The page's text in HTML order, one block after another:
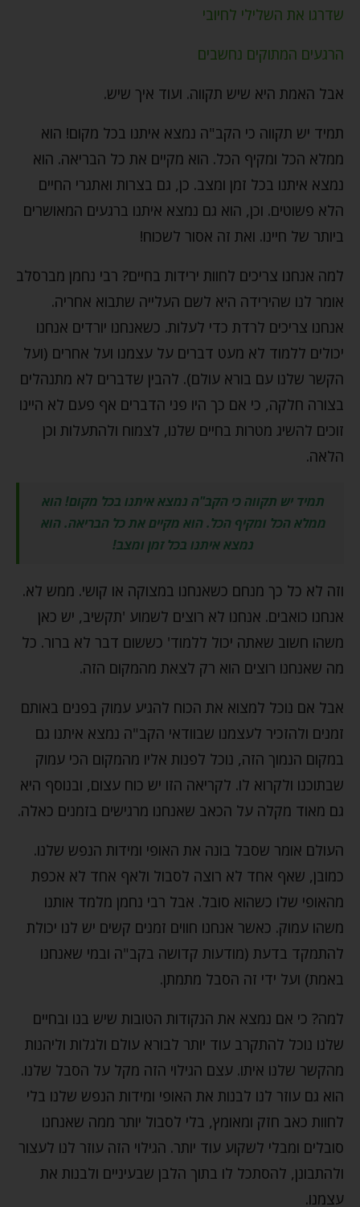
שדרגו את השלילי לחיובי
הרגעים המתוקים נחשבים
אבל האמת היא שיש תקווה. ועוד איך שיש.
תמיד יש תקווה כי הקב"ה נמצא איתנו בכל מקום! הוא
ממלא הכל ומקיף הכל. הוא מקיים את כל הבריאה. הוא
נמצא איתנו בכל זמן ומצב. כן, גם בצרות ואתגרי החיים
הלא פשוטים. וכן, הוא גם נמצא איתנו ברגעים המאושרים
ביותר של חיינו. ואת זה אסור לשכוח!
למה אנחנו צריכים לחוות ירידות בחיים? רבי נחמן מברסלב
אומר לנו שהירידה היא לשם העלייה שתבוא אחריה.
אנחנו צריכים לרדת כדי לעלות. כשאנחנו יורדים אנחנו
יכולים ללמוד לא מעט דברים על עצמנו ועל אחרים (ועל
הקשר שלנו עם בורא עולם). להבין שדברים לא מתנהלים
בצורה חלקה, כי אם כך היו פני הדברים אף פעם לא היינו
זוכים להשיג מטרות בחיים שלנו, לצמוח ולהתעלות וכן
הלאה.
תמיד יש תקווה כי הקב"ה נמצא איתנו בכל מקום! הוא
ממלא הכל ומקיף הכל. הוא מקיים את כל הבריאה. הוא
נמצא איתנו בכל זמן ומצב!
וזה לא כל כך מנחם כשאנחנו במצוקה או קושי. ממש לא.
אנחנו כואבים. אנחנו לא רוצים לשמוע 'תקשיב, יש כאן
משהו חשוב שאתה יכול ללמוד' כששום דבר לא ברור. כל
מה שאנחנו רוצים הוא רק לצאת מהמקום הזה.
אבל אם נוכל למצוא את הכוח להגיע עמוק בפנים באותם
זמנים ולהזכיר לעצמנו שבוודאי הקב"ה נמצא איתנו גם
במקום הנמוך הזה, נוכל לפנות אליו מהמקום הכי עמוק
שבתוכנו ולקרוא לו. לקריאה הזו יש כוח עצום, ובנוסף היא
גם מאוד מקלה על הכאב שאנחנו מרגישים בזמנים כאלה.
העולם אומר שסבל בונה את האופי ומידות הנפש שלנו.
כמובן, שאף אחד לא רוצה לסבול ולאף אחד לא אכפת
מהאופי שלו כשהוא סובל. אבל רבי נחמן מלמד אותנו
משהו עמוק. כאשר אנחנו חווים זמנים קשים יש לנו יכולת
להתמקד בדעת (מודעות קדושה בקב"ה ובמי שאנחנו
באמת) ועל ידי זה הסבל מתמתן.
למה? כי אם נמצא את הנקודות הטובות שיש בנו ובחיים
שלנו נוכל להתקרב עוד יותר לבורא עולם ולגלות וליהנות
מהקשר שלנו איתו. עצם הגילוי הזה מקל על הסבל שלנו.
הוא גם עוזר לנו לבנות את האופי ומידות הנפש שלנו בלי
לחוות כאב חזק ומאומץ, בלי לסבול יותר ממה שאנחנו
סובלים ומבלי לשקוע עוד יותר. הגילוי הזה עוזר לנו לעצור
ולהתבונן, להסתכל לו בתוך הלבן שבעיניים ולבנות את
עצמנו.